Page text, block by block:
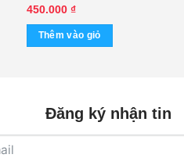
Gái Cần Thơ – Hương Lan – Chí
Tâm – Hữu Phước (Nimbus,
trầy) KGVHC
450.000 ₫
Thêm vào giỏ
Đăng ký nhận tin